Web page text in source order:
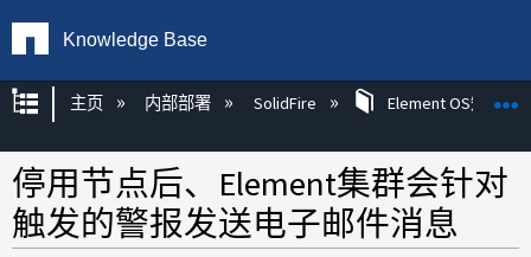
Knowledge Base
扩展/隐缩全局层次
主页 内部部署 SolidFire Element OS知识库
停用节点后、Element集群会针对
触发的警报发送电子邮件消息